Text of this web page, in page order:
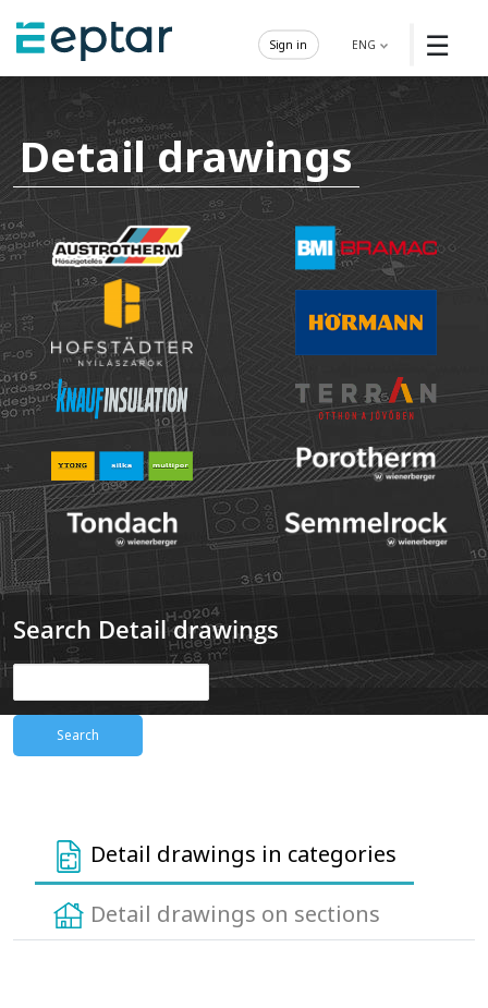
☰
ENG
Sign in
Detail drawings
Search Detail drawings
Detail drawings in categories
Detail drawings on sections